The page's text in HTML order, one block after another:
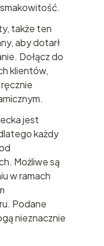
także ten
aby dotarł
Dołącz do
klientów,
jest
każdy
Możliwe są
w ramach
Podane
nieznacznie